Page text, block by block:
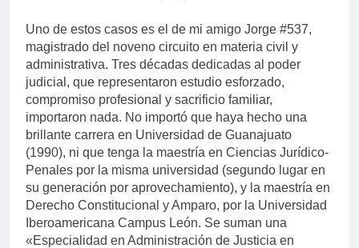
Uno de estos casos es el de mi amigo Jorge #537,
magistrado del noveno circuito en materia civil y
administrativa. Tres décadas dedicadas al poder
judicial, que representaron estudio esforzado,
compromiso profesional y sacrificio familiar,
importaron nada. No importó que haya hecho una
brillante carrera en Universidad de Guanajuato
(1990), ni que tenga la maestría en Ciencias Jurídico-
Penales por la misma universidad (segundo lugar en
su generación por aprovechamiento), y la maestría en
Derecho Constitucional y Amparo, por la Universidad
Iberoamericana Campus León. Se suman una
«Especialidad en Administración de Justicia en